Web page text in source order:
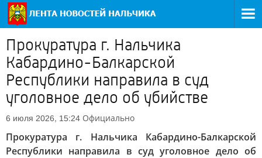
Прокуратура г. Нальчика
Кабардино-Балкарской
Республики направила в суд
уголовное дело об убийстве
6 июля 2026, 15:24 Официально
Прокуратура г. Нальчика Кабардино-Балкарской
Республики направила в суд уголовное дело об